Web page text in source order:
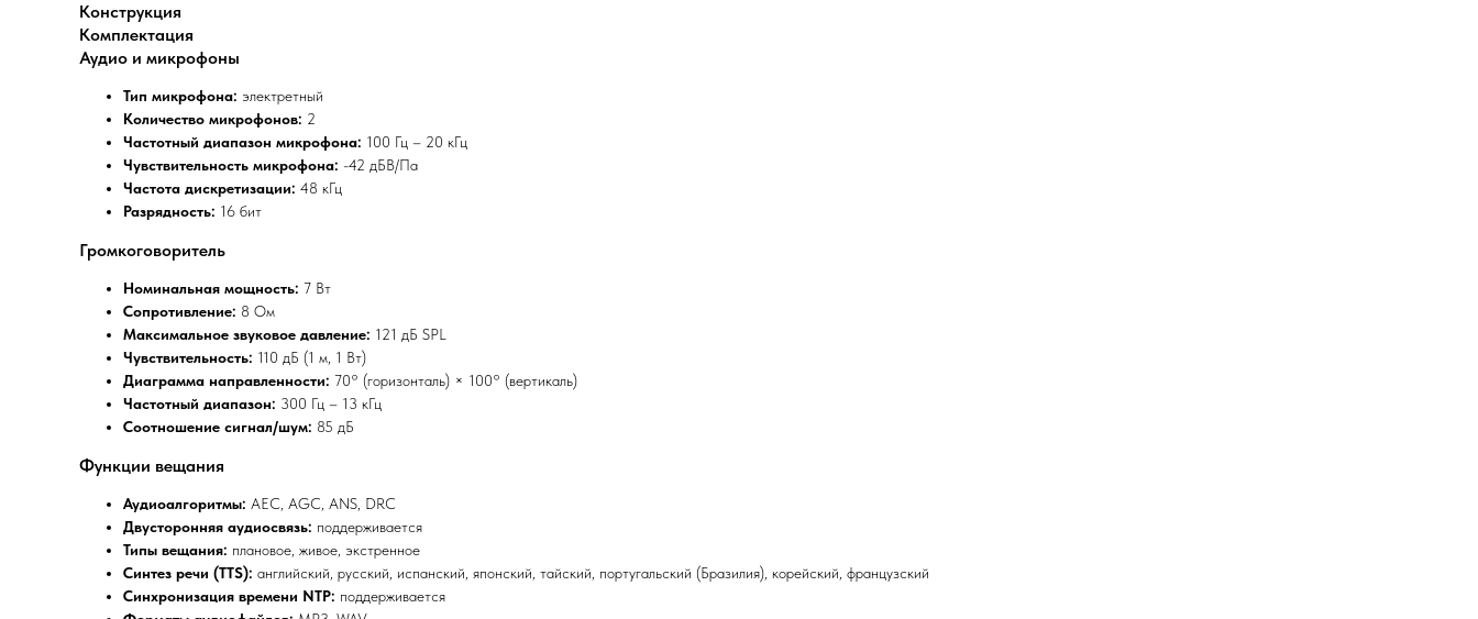
Конструкция
Комплектация
Аудио и микрофоны
Тип микрофона: электретный
Количество микрофонов: 2
Частотный диапазон микрофона: 100 Гц – 20 кГц
Чувствительность микрофона: -42 дБВ/Па
Частота дискретизации: 48 кГц
Разрядность: 16 бит
Громкоговоритель
Номинальная мощность: 7 Вт
Сопротивление: 8 Ом
Максимальное звуковое давление: 121 дБ SPL
Чувствительность: 110 дБ (1 м, 1 Вт)
Диаграмма направленности: 70° (горизонталь) × 100° (вертикаль)
Частотный диапазон: 300 Гц – 13 кГц
Соотношение сигнал/шум: 85 дБ
Функции вещания
Аудиоалгоритмы: AEC, AGC, ANS, DRC
Двусторонняя аудиосвязь: поддерживается
Типы вещания: плановое, живое, экстренное
Синтез речи (TTS): английский, русский, испанский, японский, тайский, португальский (Бразилия), корейский, французский
Синхронизация времени NTP: поддерживается